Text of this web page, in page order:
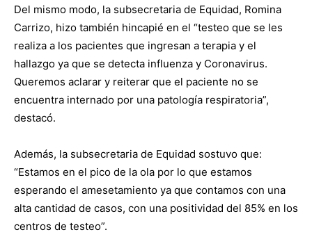
Del mismo modo, la subsecretaria de Equidad, Romina
Carrizo, hizo también hincapié en el “testeo que se les
realiza a los pacientes que ingresan a terapia y el
hallazgo ya que se detecta influenza y Coronavirus.
Queremos aclarar y reiterar que el paciente no se
encuentra internado por una patología respiratoria”,
destacó.
Además, la subsecretaria de Equidad sostuvo que:
“Estamos en el pico de la ola por lo que estamos
esperando el amesetamiento ya que contamos con una
alta cantidad de casos, con una positividad del 85% en los
centros de testeo”.